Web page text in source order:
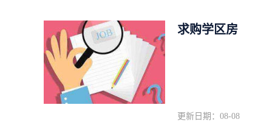
求购学区房
更新日期：08-08